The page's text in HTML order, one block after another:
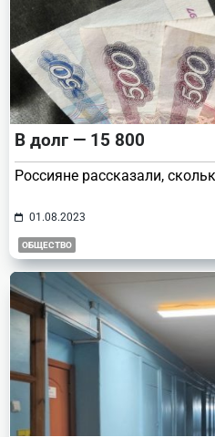
В долг — 15 800
Россияне рассказали,
01.08.2023
ОБЩЕСТВО